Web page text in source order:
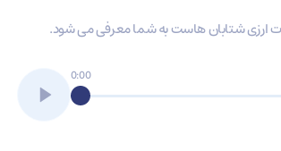
ارزی شتابان هاست به شما معرفی می شود.
0:00